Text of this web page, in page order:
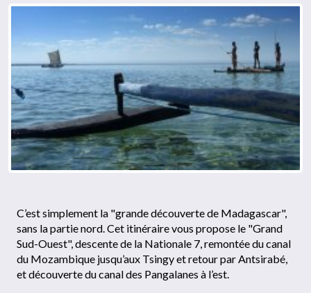
C’est simplement la "grande découverte de Madagascar",
sans la partie nord. Cet itinéraire vous propose le "Grand
Sud-Ouest", descente de la Nationale 7, remontée du canal
du Mozambique jusqu’aux Tsingy et retour par Antsirabé,
et découverte du canal des Pangalanes à l’est.